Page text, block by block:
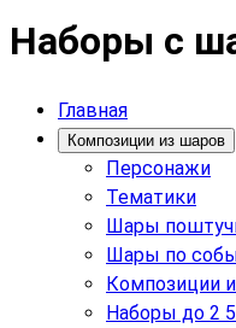
Наборы с
Главная
Композиции из шаров
Персонажи
Тематики
Шары
Шары по
Композиции
Наборы до 2